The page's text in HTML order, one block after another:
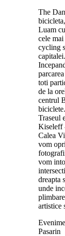
The
Luam
cele
cycling
capitalei.
toti
de la
centrul
biciclete.
Traseul
Kiseleff
Calea
vom
vom
dreapta
unde
artistice
Pasarin